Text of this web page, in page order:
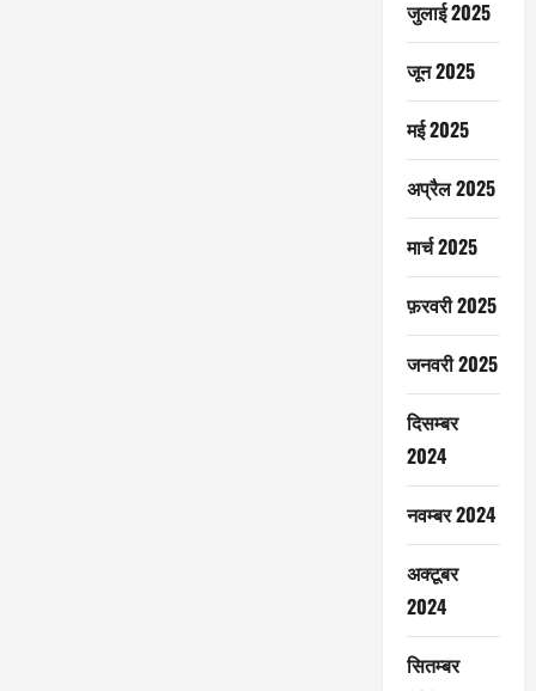
जुलाई 2025
जून 2025
मई 2025
अप्रैल 2025
मार्च 2025
फ़रवरी 2025
जनवरी 2025
दिसम्बर
2024
नवम्बर 2024
अक्टूबर
2024
सितम्बर